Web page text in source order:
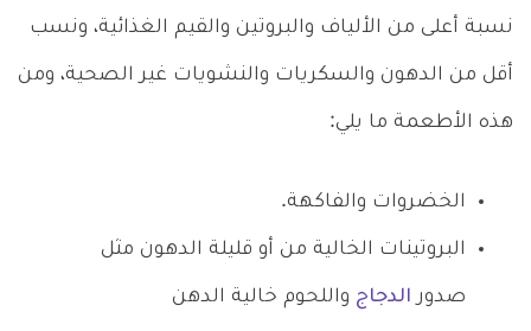
نسبة أعلى من الألياف والبروتين والقيم الغذائية، ونسب
أقل من الدهون والسكريات والنشويات غير الصحية، ومن
هذه الأطعمة ما يلي:
الخضروات والفاكهة.
البروتينات الخالية من أو قليلة الدهون مثل
صدور الدجاج واللحوم خالية الدهن